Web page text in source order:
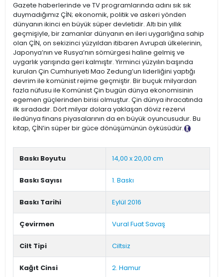
Gazete haberlerinde ve TV programlarında adını sık sık
duymadığımız ÇİN; ekonomik, politik ve askeri yönden
dünyanın ikinci en büyük süper devletidir. Altı bin yıllık
geçmişiyle, bir zamanlar dünyanın en ileri uygarlığına sahip
olan ÇİN, on sekizinci yüzyıldan itibaren Avrupalı ülkelerinin,
Japonya’nın ve Rusya’nın sömürgesi haline gelmiş ve
uygarlık yarışında geri kalmıştır. Yirminci yüzyılın başında
kurulan Çin Cumhuriyeti Mao Zedung’un liderliğini yaptığı
devrim ile komünist rejime geçmiştir. Bir buçuk milyardan
fazla nüfusu ile Komünist Çin bugün dünya ekonomisinin
egemen güçlerinden birisi olmuştur. Çin dünya ihracatında
ilk sıradadır. Dört milyar dolara yaklaşan döviz rezervi
iledünya finans piyasalarının da en büyük oyuncusudur. Bu
kitap, ÇİN’in süper bir güce dönüşümünün öyküsüdür.
Baskı Boyutu 14,00 x 20,00 cm
Baskı Sayısı 1. Baskı
Baskı Tarihi Eylül 2016
Çevirmen Vural Fuat Savaş
Cilt Tipi Ciltsiz
Kağıt Cinsi 2. Hamur